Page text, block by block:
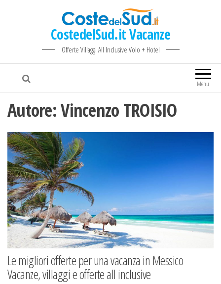
CostedelSud.it Vacanze
Offerte Villaggi All Inclusive Volo + Hotel
Menu
Autore:Vincenzo TROISIO
Le migliori offerte per una vacanza in Messico
Vacanze, villaggi e offerte all inclusive